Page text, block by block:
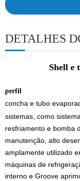
DETALHES
Shell e
perfil
concha e tubo
sistemas, como
resfriamento e bomba
manutenção, alto
amplamente utilizado
máquinas de
interno e Groove